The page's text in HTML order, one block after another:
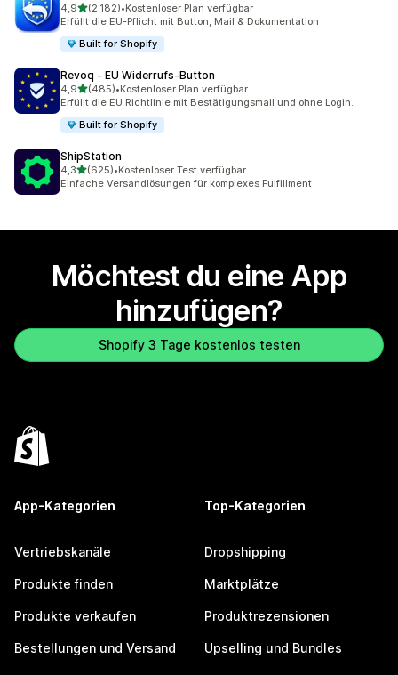
4,9von 5 Sternen
(2.182)
2182 Rezensionen insgesamt
•Kostenloser Plan verfügbar
Erfüllt die EU-Pflicht mit Button, Mail & Dokumentation
Built for Shopify
Revoq ‑ EU Widerrufs‑Button
4,9von 5 Sternen
(485)
485 Rezensionen insgesamt
•Kostenloser Plan verfügbar
Erfüllt die EU Richtlinie mit Bestätigungsmail und ohne Login.
Built for Shopify
ShipStation
4,3von 5 Sternen
(625)
625 Rezensionen insgesamt
•Kostenloser Test verfügbar
Einfache Versandlösungen für komplexes Fulfillment
Möchtest du eine App
hinzufügen?
Shopify 3 Tage kostenlos testen
App-Kategorien
Vertriebskanäle
Produkte finden
Produkte verkaufen
Bestellungen und Versand
Top-Kategorien
Dropshipping
Marktplätze
Produktrezensionen
Upselling und Bundles